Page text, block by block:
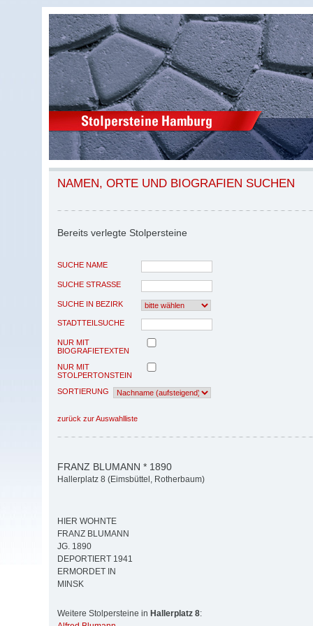
NAMEN, ORTE UND BIOGRAFIEN SUCHEN
Bereits verlegte Stolpersteine
SUCHE NAME
SUCHE STRASSE
SUCHE IN BEZIRK
STADTTEILSUCHE
NUR MIT
BIOGRAFIETEXTEN
NUR MIT
STOLPERTONSTEIN
SORTIERUNG
zurück zur Auswahlliste
FRANZ BLUMANN * 1890
Hallerplatz 8 (Eimsbüttel, Rotherbaum)
HIER WOHNTE
FRANZ BLUMANN
JG. 1890
DEPORTIERT 1941
ERMORDET IN
MINSK
Weitere Stolpersteine in Hallerplatz 8: